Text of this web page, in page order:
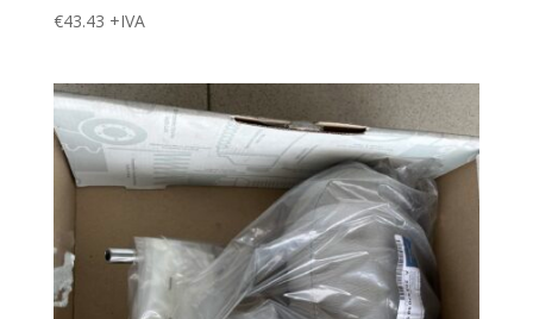
€43.43 +IVA